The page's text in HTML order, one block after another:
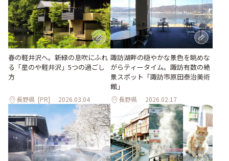
春の軽井沢へ。新緑の息吹にふれ
る「星のや軽井沢」5つの過ごし
方
長野県 [PR] 2026.03.04
諏訪湖畔の穏やかな景色を眺めな
がらティータイム。諏訪有数の絶
景スポット「諏訪市原田泰治美術
館」
長野県 2026.02.17